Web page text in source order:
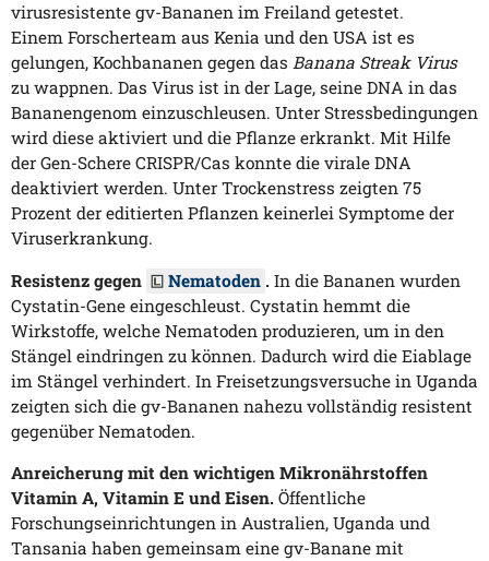
virusresistente gv-Bananen im Freiland getestet.
Einem Forscherteam aus Kenia und den USA ist es
gelungen, Kochbananen gegen das Banana Streak Virus
zu wappnen. Das Virus ist in der Lage, seine DNA in das
Bananengenom einzuschleusen. Unter Stressbedingungen
wird diese aktiviert und die Pflanze erkrankt. Mit Hilfe
der Gen-Schere CRISPR/Cas konnte die virale DNA
deaktiviert werden. Unter Trockenstress zeigten 75
Prozent der editierten Pflanzen keinerlei Symptome der
Viruserkrankung.
Resistenz gegen
Nematoden . In die Bananen wurden
Cystatin-Gene eingeschleust. Cystatin hemmt die
Wirkstoffe, welche Nematoden produzieren, um in den
Stängel eindringen zu können. Dadurch wird die Eiablage
im Stängel verhindert. In Freisetzungsversuche in Uganda
zeigten sich die gv-Bananen nahezu vollständig resistent
gegenüber Nematoden.
Anreicherung mit den wichtigen Mikronährstoffen
Vitamin A, Vitamin E und Eisen. Öffentliche
Forschungseinrichtungen in Australien, Uganda und
Tansania haben gemeinsam eine gv-Banane mit